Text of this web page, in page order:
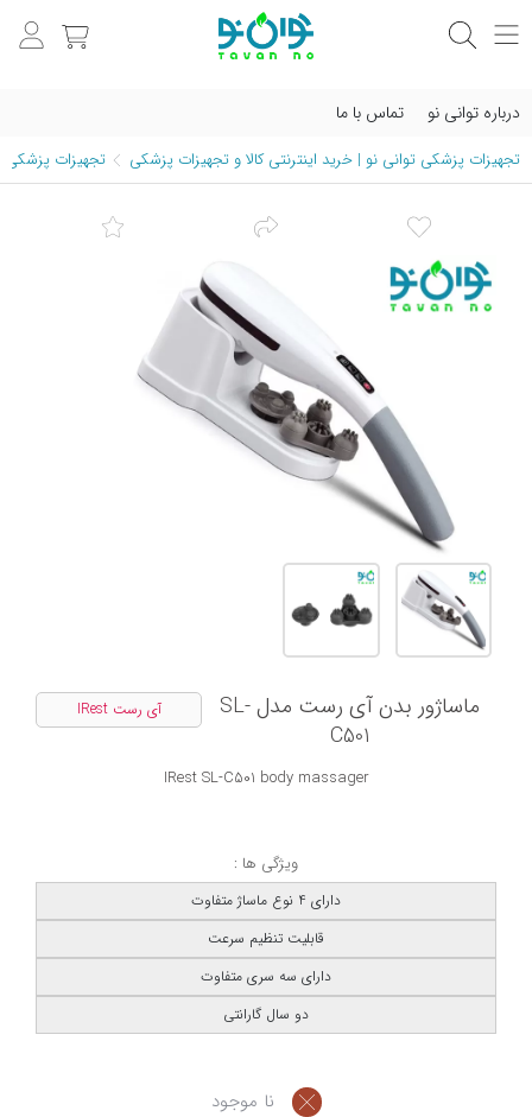
درباره توانی نو تماس با ما
تجهیزات پزشکی توانی نو | خرید اینترنتی کالا و تجهیزات پزشکی تجهیزات پزشکی
آی رست IRest
ماساژور بدن آی رست مدل SL-
C501
IRest SL-C501 body massager
ویژگی ها :
دارای 4 نوع ماساژ متفاوت
قابلیت تنظیم سرعت
دارای سه سری متفاوت
دو سال گارانتی
نا موجود